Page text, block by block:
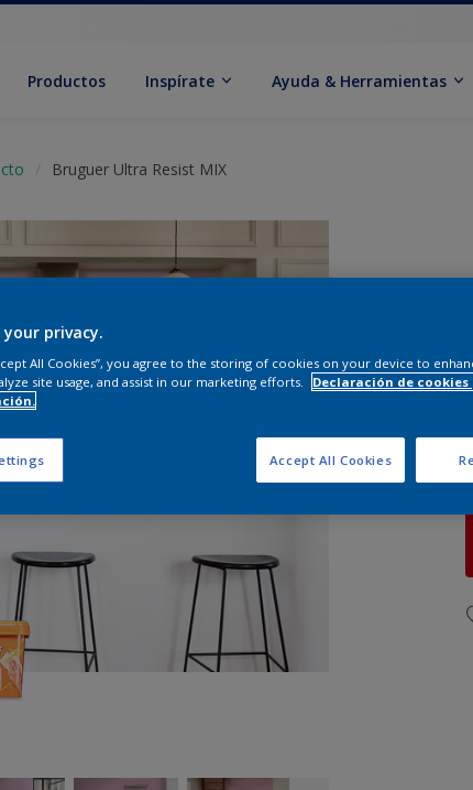
Productos Inspírate Ayuda & Herramientas
Bruguer Ultra Resist MIX
your privacy.
All Cookies”, you agree to the storing of cookies on your device to
site usage, and assist in our marketing efforts.
Declaración de cookies
Accept All Cookies